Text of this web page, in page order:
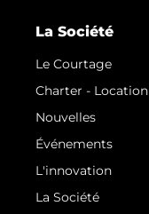
La Société
Le Courtage
Charter - Location
Nouvelles
Événements
L'innovation
La Société